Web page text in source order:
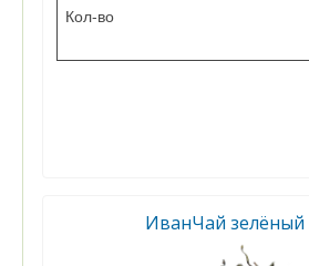
Кол-во
ИванЧай зелёный